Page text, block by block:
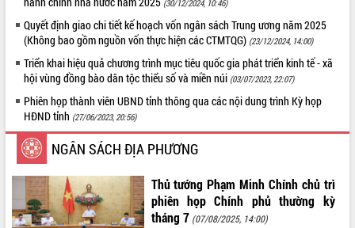
(30/12/2024, 10:46)
Quyết định giao chi tiết kế hoạch vốn ngân sách Trung ương năm 2025
(Không bao gồm nguồn vốn thực hiện các CTMTQG) (23/12/2024, 14:00)
Triển khai hiệu quả chương trình mục tiêu quốc gia phát triển kinh tế - xã
hội vùng đồng bào dân tộc thiểu số và miền núi (03/07/2023, 22:07)
Phiên họp thành viên UBND tỉnh thông qua các nội dung trình Kỳ họp
HĐND tỉnh (27/06/2023, 20:56)
NGÂN SÁCH ĐỊA PHƯƠNG
Thủ tướng Phạm Minh Chính chủ trì
phiên họp Chính phủ thường kỳ
tháng 7 (07/08/2025, 14:00)